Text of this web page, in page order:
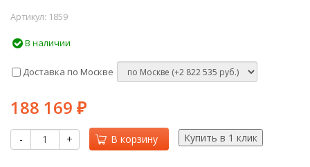
Артикул: 1859
В наличии
Доставка по Москве
188 169 ₽
- + В корзину